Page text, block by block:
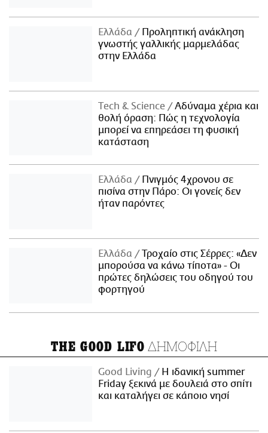
Ελλάδα
Προληπτική ανάκληση
γνωστής γαλλικής μαρμελάδας
στην Ελλάδα
Τech & Science
Αδύναμα χέρια και
θολή όραση: Πώς η τεχνολογία
μπορεί να επηρεάσει τη φυσική
κατάσταση
Ελλάδα
Πνιγμός 4χρονου σε
πισίνα στην Πάρο: Οι γονείς δεν
ήταν παρόντες
Ελλάδα
Τροχαίο στις Σέρρες: «Δεν
μπορούσα να κάνω τίποτα» - Οι
πρώτες δηλώσεις του οδηγού του
φορτηγού
THE GOOD LIFO ΔΗΜΟΦΙΛΗ
Good Living
Η ιδανική summer
Friday ξεκινά με δουλειά στο σπίτι
και καταλήγει σε κάποιο νησί